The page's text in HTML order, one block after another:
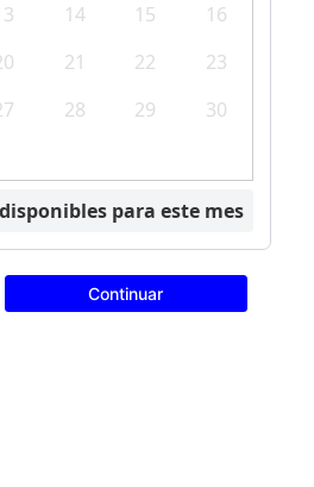
14 15
16
21 22
23
28 29
30
para este mes
Continuar